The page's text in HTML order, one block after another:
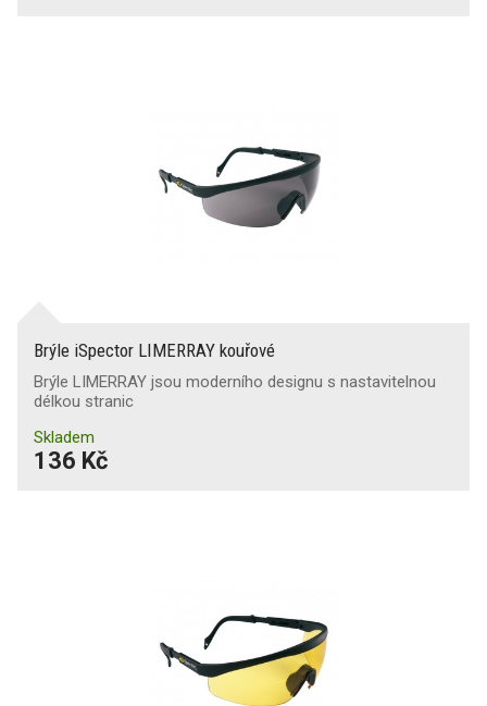
Brýle iSpector LIMERRAY kouřové
Brýle LIMERRAY jsou moderního designu s nastavitelnou
délkou stranic
Skladem
136 Kč